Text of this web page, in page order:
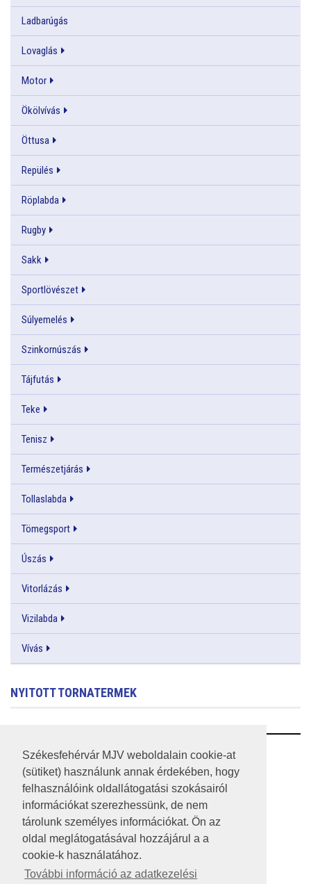
Székesfehérvár MJV weboldalain cookie-at
(sütiket) használunk annak érdekében, hogy
felhasználóink oldallátogatási szokásairól
információkat szerezhessünk, de nem
tárolunk személyes információkat. Ön az
oldal meglátogatásával hozzájárul a a
cookie-k használatához.
További információ az adatkezelési
Ladbarúgás
Lovaglás
Motor
Ökölvívás
Öttusa
Repülés
Röplabda
Rugby
Sakk
Sportlövészet
Súlyemelés
Szinkornúszás
Tájfutás
Teke
Tenisz
Természetjárás
Tollaslabda
Tömegsport
Úszás
Vitorlázás
Vizilabda
Vívás
NYITOTT TORNATERMEK
RSS
A HONLAP 2017.03.31-I ÁLLAPOTA
JOGI NYILATKOZAT
IMPRESSZUM